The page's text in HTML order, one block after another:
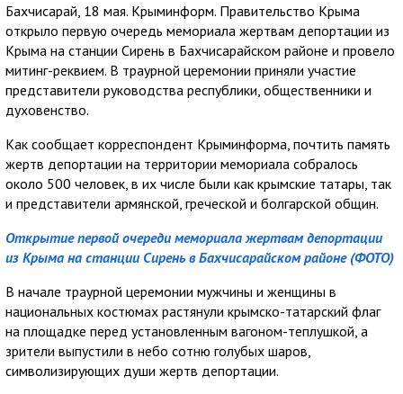
Бахчисарай, 18 мая. Крыминформ. Правительство Крыма
открыло первую очередь мемориала жертвам депортации из
Крыма на станции Сирень в Бахчисарайском районе и провело
митинг-реквием. В траурной церемонии приняли участие
представители руководства республики, общественники и
духовенство.
Как сообщает корреспондент Крыминформа, почтить память
жертв депортации на территории мемориала собралось
около 500 человек, в их числе были как крымские татары, так
и представители армянской, греческой и болгарской общин.
Открытие первой очереди мемориала жертвам депортации
из Крыма на станции Сирень в Бахчисарайском районе (ФОТО)
В начале траурной церемонии мужчины и женщины в
национальных костюмах растянули крымско-татарский флаг
на площадке перед установленным вагоном-теплушкой, а
зрители выпустили в небо сотню голубых шаров,
символизирующих души жертв депортации.